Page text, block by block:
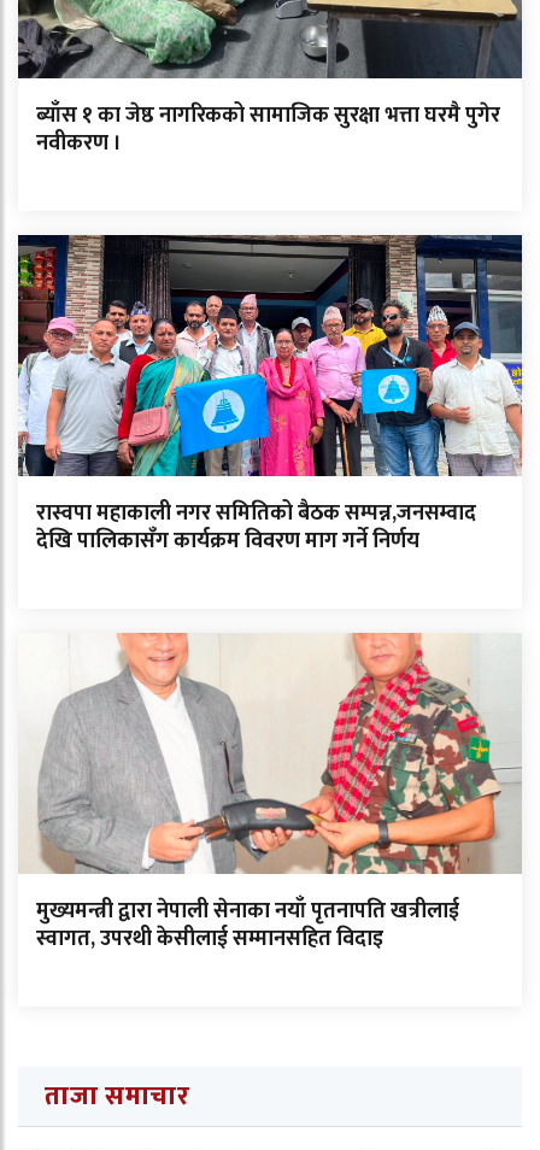
ब्याँस १ का जेष्ठ नागरिकको सामाजिक सुरक्षा भत्ता घरमै पुगेर
नवीकरण ।
रास्वपा महाकाली नगर समितिको बैठक सम्पन्न,जनसम्वाद
देखि पालिकासँग कार्यक्रम विवरण माग गर्ने निर्णय
मुख्यमन्त्री द्वारा नेपाली सेनाका नयाँ पृतनापति खत्रीलाई
स्वागत, उपरथी केसीलाई सम्मानसहित विदाइ
ताजा समाचार